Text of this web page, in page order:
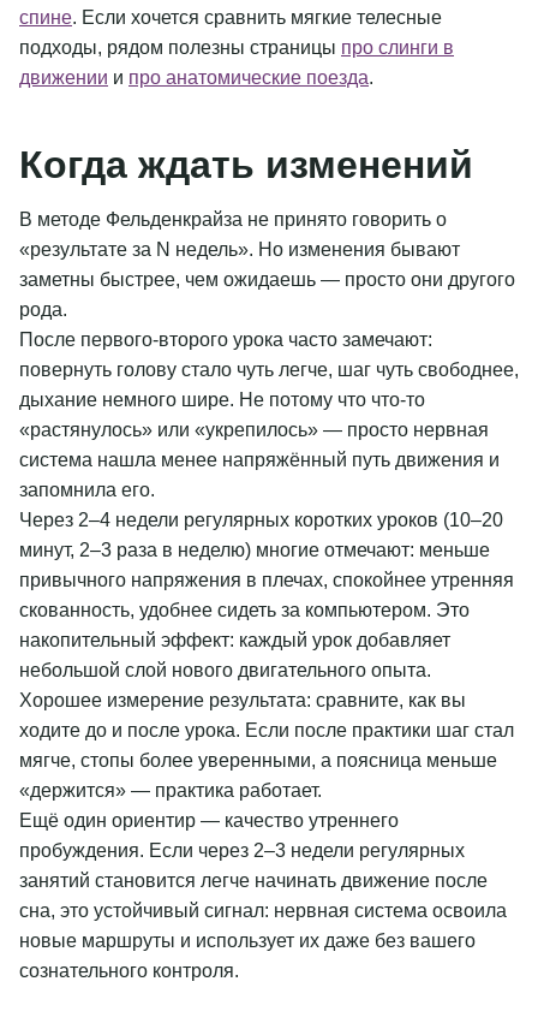
спине. Если хочется сравнить мягкие телесные
подходы, рядом полезны страницы про слинги в
движении и про анатомические поезда.
Когда ждать изменений
В методе Фельденкрайза не принято говорить о
«результате за N недель». Но изменения бывают
заметны быстрее, чем ожидаешь — просто они другого
рода.
После первого-второго урока часто замечают:
повернуть голову стало чуть легче, шаг чуть свободнее,
дыхание немного шире. Не потому что что-то
«растянулось» или «укрепилось» — просто нервная
система нашла менее напряжённый путь движения и
запомнила его.
Через 2–4 недели регулярных коротких уроков (10–20
минут, 2–3 раза в неделю) многие отмечают: меньше
привычного напряжения в плечах, спокойнее утренняя
скованность, удобнее сидеть за компьютером. Это
накопительный эффект: каждый урок добавляет
небольшой слой нового двигательного опыта.
Хорошее измерение результата: сравните, как вы
ходите до и после урока. Если после практики шаг стал
мягче, стопы более уверенными, а поясница меньше
«держится» — практика работает.
Ещё один ориентир — качество утреннего
пробуждения. Если через 2–3 недели регулярных
занятий становится легче начинать движение после
сна, это устойчивый сигнал: нервная система освоила
новые маршруты и использует их даже без вашего
сознательного контроля.